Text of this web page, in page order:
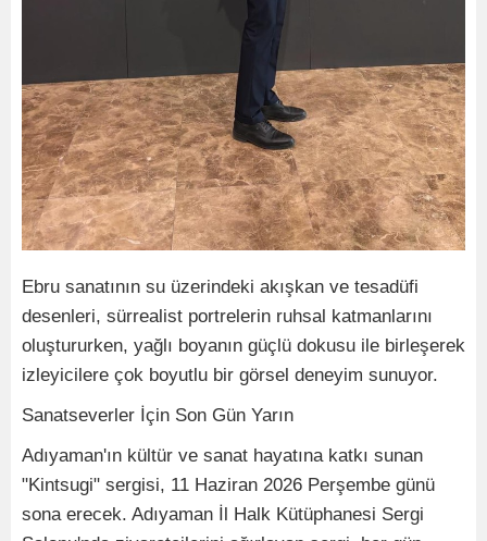
Ebru sanatının su üzerindeki akışkan ve tesadüfi
desenleri, sürrealist portrelerin ruhsal katmanlarını
oluştururken, yağlı boyanın güçlü dokusu ile birleşerek
izleyicilere çok boyutlu bir görsel deneyim sunuyor.
Sanatseverler İçin Son Gün Yarın
Adıyaman'ın kültür ve sanat hayatına katkı sunan
"Kintsugi" sergisi, 11 Haziran 2026 Perşembe günü
sona erecek. Adıyaman İl Halk Kütüphanesi Sergi